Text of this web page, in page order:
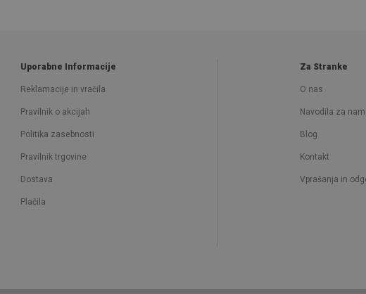
Uporabne Informacije
Reklamacije in vračila
Pravilnik o akcijah
Politika zasebnosti
Pravilnik trgovine
Dostava
Plačila
Za Stranke
O nas
Navodila za
Blog
Kontakt
Vprašanja in